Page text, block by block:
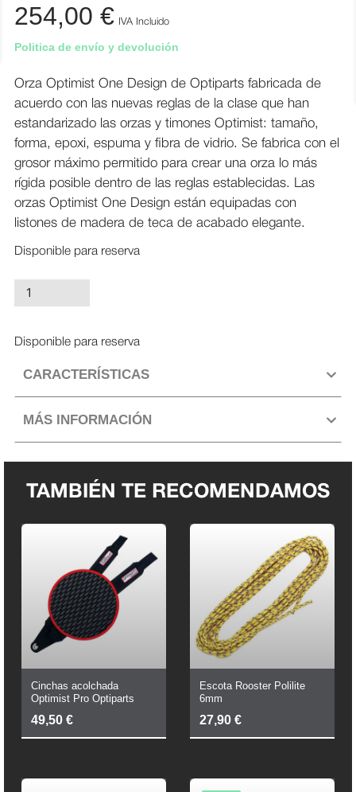
254,00€ IVA Incluido
Politica de envío y devolución
Orza Optimist One Design de Optiparts fabricada de
acuerdo con las nuevas reglas de la clase que han
estandarizado las orzas y timones Optimist: tamaño,
forma, epoxi, espuma y fibra de vidrio. Se fabrica con el
grosor máximo permitido para crear una orza lo más
rígida posible dentro de las reglas establecidas. Las
orzas Optimist One Design están equipadas con
listones de madera de teca de acabado elegante.
Disponible para reserva
Orza
Optimist
Optiparts
cantidad
Disponible para reserva
CARACTERÍSTICAS
MÁS INFORMACIÓN
TAMBIÉN TE RECOMENDAMOS
Cinchas acolchada
Optimist Pro Optiparts
49,50 €
Escota Rooster Polilite
6mm
27,90 €